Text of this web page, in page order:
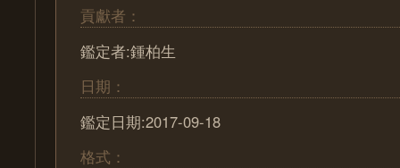
貢獻者：
鑑定者:鍾柏生
日期：
鑑定日期:2017-09-18
格式：